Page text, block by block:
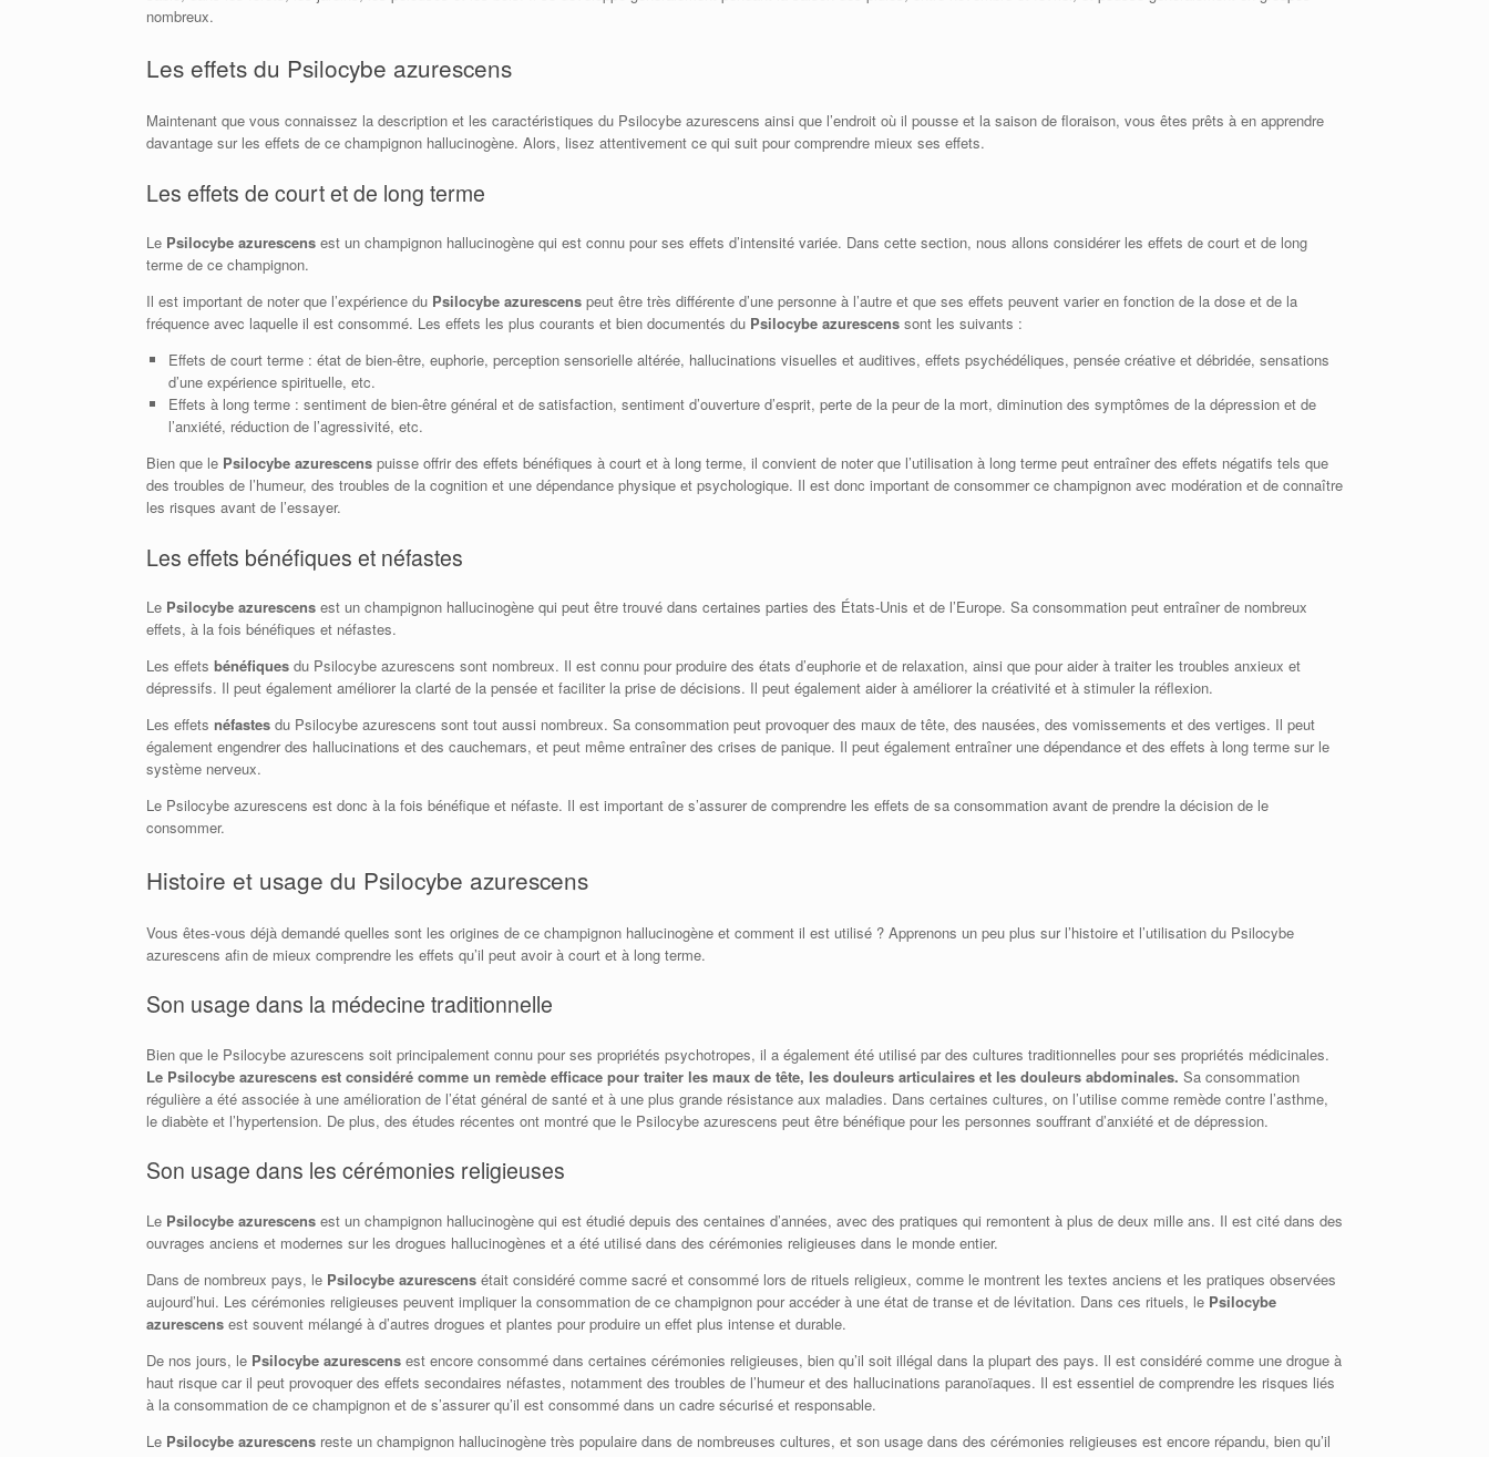
nombreux.
Les effets du Psilocybe azurescens
Maintenant que vous connaissez la description et les caractéristiques du Psilocybe azurescens ainsi que l’endroit où il pousse et la saison de floraison, vous êtes prêts à en apprendre
davantage sur les effets de ce champignon hallucinogène. Alors, lisez attentivement ce qui suit pour comprendre mieux ses effets.
Les effets de court et de long terme
Le Psilocybe azurescens est un champignon hallucinogène qui est connu pour ses effets d’intensité variée. Dans cette section, nous allons considérer les effets de court et de long
terme de ce champignon.
Il est important de noter que l’expérience du Psilocybe azurescens peut être très différente d’une personne à l’autre et que ses effets peuvent varier en fonction de la dose et de la
fréquence avec laquelle il est consommé. Les effets les plus courants et bien documentés du Psilocybe azurescens sont les suivants :
Effets de court terme : état de bien-être, euphorie, perception sensorielle altérée, hallucinations visuelles et auditives, effets psychédéliques, pensée créative et débridée, sensations
d’une expérience spirituelle, etc.
Effets à long terme : sentiment de bien-être général et de satisfaction, sentiment d’ouverture d’esprit, perte de la peur de la mort, diminution des symptômes de la dépression et de
l’anxiété, réduction de l’agressivité, etc.
Bien que le Psilocybe azurescens puisse offrir des effets bénéfiques à court et à long terme, il convient de noter que l’utilisation à long terme peut entraîner des effets négatifs tels que
des troubles de l’humeur, des troubles de la cognition et une dépendance physique et psychologique. Il est donc important de consommer ce champignon avec modération et de connaître
les risques avant de l’essayer.
Les effets bénéfiques et néfastes
Le Psilocybe azurescens est un champignon hallucinogène qui peut être trouvé dans certaines parties des États-Unis et de l’Europe. Sa consommation peut entraîner de nombreux
effets, à la fois bénéfiques et néfastes.
Les effets bénéfiques du Psilocybe azurescens sont nombreux. Il est connu pour produire des états d’euphorie et de relaxation, ainsi que pour aider à traiter les troubles anxieux et
dépressifs. Il peut également améliorer la clarté de la pensée et faciliter la prise de décisions. Il peut également aider à améliorer la créativité et à stimuler la réflexion.
Les effets néfastes du Psilocybe azurescens sont tout aussi nombreux. Sa consommation peut provoquer des maux de tête, des nausées, des vomissements et des vertiges. Il peut
également engendrer des hallucinations et des cauchemars, et peut même entraîner des crises de panique. Il peut également entraîner une dépendance et des effets à long terme sur le
système nerveux.
Le Psilocybe azurescens est donc à la fois bénéfique et néfaste. Il est important de s’assurer de comprendre les effets de sa consommation avant de prendre la décision de le
consommer.
Histoire et usage du Psilocybe azurescens
Vous êtes-vous déjà demandé quelles sont les origines de ce champignon hallucinogène et comment il est utilisé ? Apprenons un peu plus sur l’histoire et l’utilisation du Psilocybe
azurescens afin de mieux comprendre les effets qu’il peut avoir à court et à long terme.
Son usage dans la médecine traditionnelle
Bien que le Psilocybe azurescens soit principalement connu pour ses propriétés psychotropes, il a également été utilisé par des cultures traditionnelles pour ses propriétés médicinales.
Le Psilocybe azurescens est considéré comme un remède efficace pour traiter les maux de tête, les douleurs articulaires et les douleurs abdominales. Sa consommation
régulière a été associée à une amélioration de l’état général de santé et à une plus grande résistance aux maladies. Dans certaines cultures, on l’utilise comme remède contre l’asthme,
le diabète et l’hypertension. De plus, des études récentes ont montré que le Psilocybe azurescens peut être bénéfique pour les personnes souffrant d’anxiété et de dépression.
Son usage dans les cérémonies religieuses
Le Psilocybe azurescens est un champignon hallucinogène qui est étudié depuis des centaines d’années, avec des pratiques qui remontent à plus de deux mille ans. Il est cité dans des
ouvrages anciens et modernes sur les drogues hallucinogènes et a été utilisé dans des cérémonies religieuses dans le monde entier.
Dans de nombreux pays, le Psilocybe azurescens était considéré comme sacré et consommé lors de rituels religieux, comme le montrent les textes anciens et les pratiques observées
aujourd’hui. Les cérémonies religieuses peuvent impliquer la consommation de ce champignon pour accéder à une état de transe et de lévitation. Dans ces rituels, le Psilocybe
azurescens est souvent mélangé à d’autres drogues et plantes pour produire un effet plus intense et durable.
De nos jours, le Psilocybe azurescens est encore consommé dans certaines cérémonies religieuses, bien qu’il soit illégal dans la plupart des pays. Il est considéré comme une drogue à
haut risque car il peut provoquer des effets secondaires néfastes, notamment des troubles de l’humeur et des hallucinations paranoïaques. Il est essentiel de comprendre les risques liés
à la consommation de ce champignon et de s’assurer qu’il est consommé dans un cadre sécurisé et responsable.
Le Psilocybe azurescens reste un champignon hallucinogène très populaire dans de nombreuses cultures, et son usage dans des cérémonies religieuses est encore répandu, bien qu’il